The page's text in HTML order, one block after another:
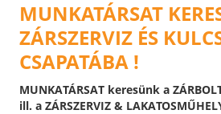
MUNKATÁRSAT
ZÁRSZERVIZ ÉS
CSAPATÁBA !
MUNKATÁRSAT keresünk a
ill. a ZÁRSZERVIZ &